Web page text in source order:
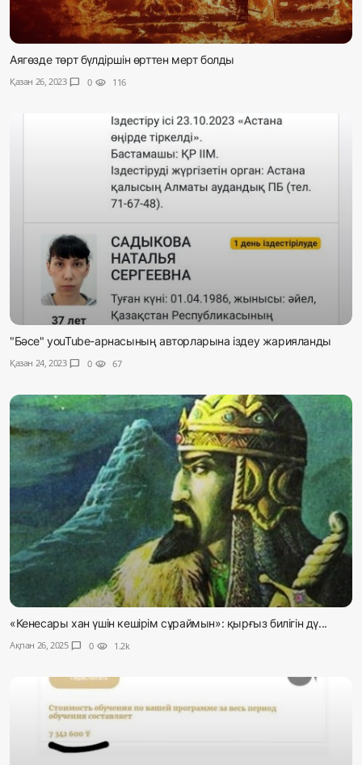
Аягөзде төрт бүлдіршін өрттен мерт болды
Қазан 26, 2023 chat_bubble 0 visibility 116
"Бәсе" youTube-арнасының авторларына іздеу жарияланды
Қазан 24, 2023 chat_bubble 0 visibility 67
«Кенесары хан үшін кешірім сұраймын»: қырғыз билігін дү...
Ақпан 26, 2025 chat_bubble 0 visibility 1.2k